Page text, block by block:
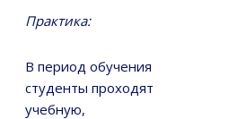
Практика:
В период обучения
студенты проходят
учебную,